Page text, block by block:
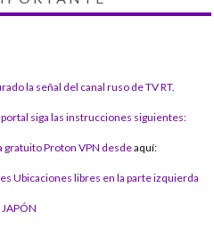
la señal del canal ruso de TV RT.
siga las instrucciones siguientes:
gratuito Proton VPN desdeaquí:
Ubicaciones libres en la parte izquierda